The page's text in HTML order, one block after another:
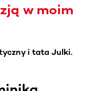
w moim
i tata Julki.